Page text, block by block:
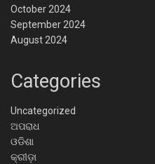
October 2024
September 2024
August 2024
Categories
Uncategorized
ଅପରାଧ
ଓଡିଶା
କ୍ରୀଡ଼ା